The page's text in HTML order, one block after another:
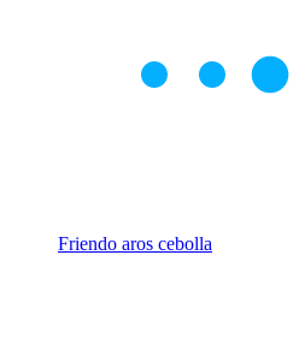
Friendo aros cebolla